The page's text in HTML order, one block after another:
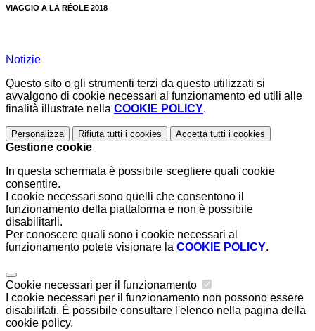
VIAGGIO A LA RÉOLE 2018
Notizie
Questo sito o gli strumenti terzi da questo utilizzati si
avvalgono di cookie necessari al funzionamento ed utili alle
finalità illustrate nella COOKIE POLICY.
Personalizza Rifiuta tutti i cookies Accetta tutti i cookies
Gestione cookie
In questa schermata è possibile scegliere quali cookie
consentire.
I cookie necessari sono quelli che consentono il
funzionamento della piattaforma e non è possibile
disabilitarli.
Per conoscere quali sono i cookie necessari al
funzionamento potete visionare la COOKIE POLICY.
Cookie necessari per il funzionamento
I cookie necessari per il funzionamento non possono essere
disabilitati. È possibile consultare l'elenco nella pagina della
cookie policy.